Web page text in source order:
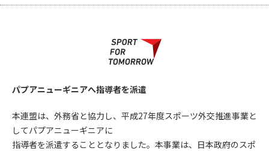
パプアニューギニアへ指導者を派遣
本連盟は、外務省と協力し、平成27年度スポーツ外交推進事業と
してパプアニューギニアに
指導者を派遣することとなりました。本事業は、日本政府のスポ